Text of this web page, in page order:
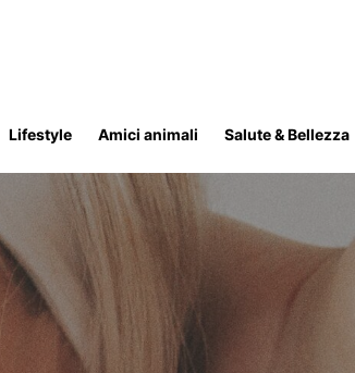
Lifestyle Amici animali Salute & Bellezza